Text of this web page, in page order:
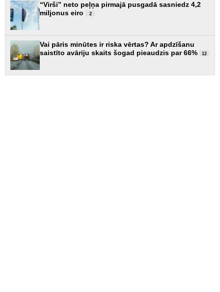
“Virši” neto peļņa pirmajā pusgadā sasniedz 4,2
miljonus eiro
2
Vai pāris minūtes ir riska vērtas? Ar apdzīšanu
saistīto avāriju skaits šogad pieaudzis par 66%
12